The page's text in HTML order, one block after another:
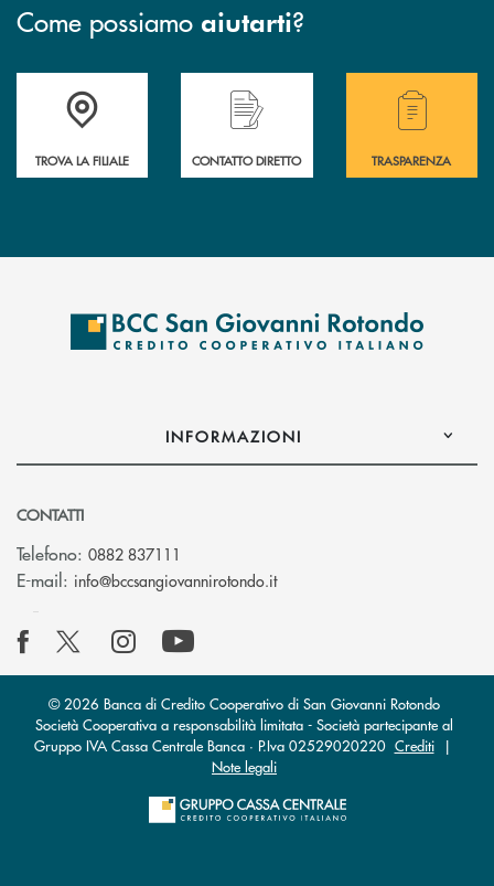
Come possiamo aiutarti?
Accedi all' elenco completo delle filiali della BCC San Giovanni
TROVA LA FILIALE
Hai bisogno di assistenza immediata?
CONTATTO DIRETTO
Hai bisogno di
TRASPARENZA
INFORMAZIONI
CONTATTI
Telefono: 0882 837111
E-mail: info@bccsangiovannirotondo.it(si apre l’app di posta
© 2026 Banca di Credito Cooperativo di San Giovanni Rotondo
Società Cooperativa a responsabilità limitata - Società partecipante al
Gruppo IVA Cassa Centrale Banca · P.Iva 02529020220 Crediti|
Note legali